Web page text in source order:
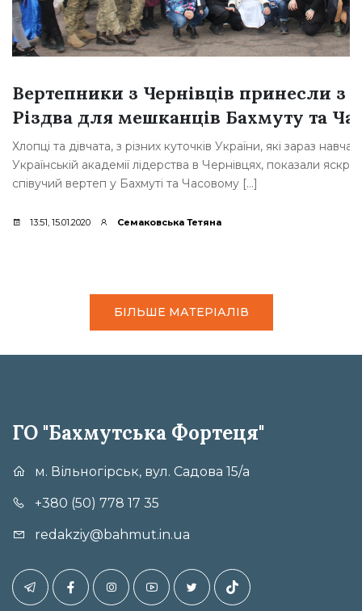
Вертепники з Чернівців принесли з
Різдва для мешканців Бахмуту та
Хлопці та дівчата, з різних куточків України, які зараз
Українській академії лідерства в Чернівцях, показали
співучий вертеп у Бахмуті та Часовому […]
13:51, 15.01.2020 Семаковська Тетяна
БІЛЬШЕ МАТЕРІАЛІВ
ГО "Бахмутська Фортеця"
м. Вільногірськ, вул. Садова 15/а
+380 (50) 778 17 35
redakziy@bahmut.in.ua